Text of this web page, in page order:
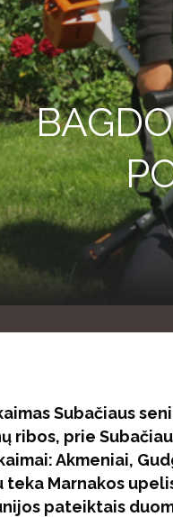
Subačiaus
ribos, prie
Akmeniai,
teka Marnakos
pateiktais